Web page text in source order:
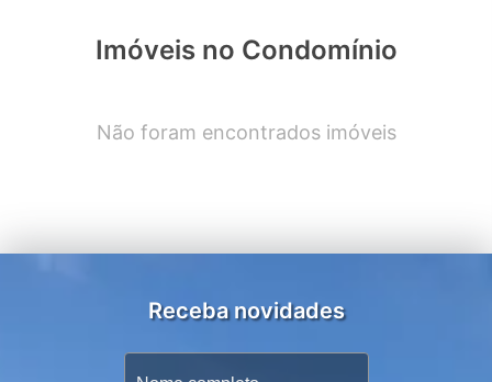
Imóveis no Condomínio
Não foram encontrados imóveis
Receba novidades